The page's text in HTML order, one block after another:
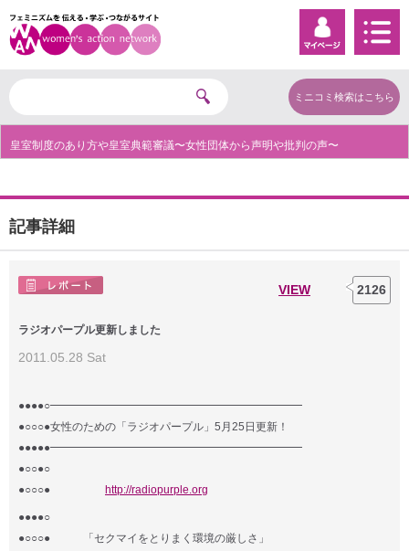
ミニコミ検索はこちら
皇室制度のあり方や皇室典範審議〜女性団体から声明や批判の声〜
記事詳細
VIEW 2126
ラジオパープル更新しました
2011.05.28 Sat
●●●●○━━━━━━━━━━━━━━━━━━━━━━━
●○○○●女性のための「ラジオパープル」5月25日更新！
●●●●●━━━━━━━━━━━━━━━━━━━━━━━
●○○●○
●○○○●
http://radiopurple.org
●●●●○
●○○○● 「セクマイをとりまく環境の厳しさ」